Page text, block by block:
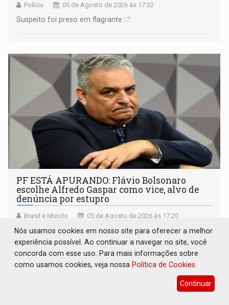
Polícia 05 de Agosto de 2026 às 17:32
Suspeito foi preso em flagrante
PF ESTÁ APURANDO: Flávio Bolsonaro
escolhe Alfredo Gaspar como vice, alvo de
denúncia por estupro
Brasil e Mundo 05 de Agosto de 2026 às 17:20
A acusação é negada pelo deputado, que sustenta que os
fatos atribuídos a ele não ocorreram e que a investigação
deverá demonstrar sua versão
Nós usamos cookies em nosso site para oferecer a melhor
experiência possível. Ao continuar a navegar no site, você
concorda com esse uso. Para mais informações sobre
como usamos cookies, veja nossa Política de Cookies
Continuar